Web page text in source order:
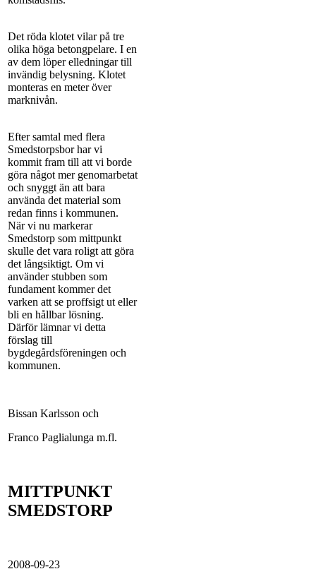
Det röda klotet vilar på tre
olika höga betongpelare. I en
av dem löper elledningar till
invändig belysning. Klotet
monteras en meter över
marknivån.
Efter samtal med flera
Smedstorpsbor har vi
kommit fram till att vi borde
göra något mer genomarbetat
och snyggt än att bara
använda det material som
redan finns i kommunen.
När vi nu markerar
Smedstorp som mittpunkt
skulle det vara roligt att göra
det långsiktigt. Om vi
använder stubben som
fundament kommer det
varken att se proffsigt ut eller
bli en hållbar lösning.
Därför lämnar vi detta
förslag till
bygdegårdsföreningen och
kommunen.
Bissan Karlsson och
Franco Paglialunga m.fl.
MITTPUNKT
SMEDSTORP
2008-09-23